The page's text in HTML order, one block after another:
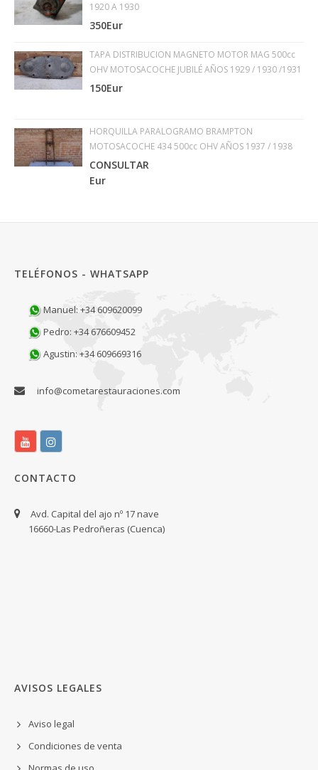
1920 A 1930
350Eur
TAPA DISTRIBUCION MAGNETO MOTOR MAG 500cc
OHV MOTOSACOCHE JUBILÉ AÑOS 1929 / 1930 /1931
150Eur
HORQUILLA PARALOGRAMO BRAMPTON
MOTOSACOCHE 434 500cc OHV AÑOS 1937 / 1938
CONSULTAR
Eur
TELÉFONOS - WHATSAPP
Manuel: +34 609620099
Pedro: +34 676609452
Agustin: +34 609669316
info@cometarestauraciones.com
CONTACTO
Avd. Capital del ajo nº 17 nave
16660-Las Pedroñeras (Cuenca)
AVISOS LEGALES
Aviso legal
Condiciones de venta